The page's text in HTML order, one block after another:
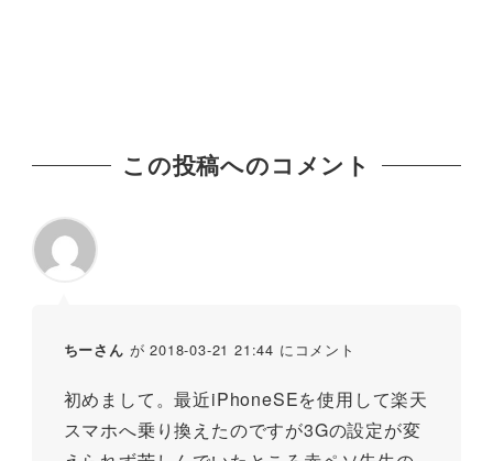
この投稿へのコメント
ちーさん が 2018-03-21 21:44 にコメント
初めまして。最近iPhoneSEを使用して楽天
スマホへ乗り換えたのですが3Gの設定が変